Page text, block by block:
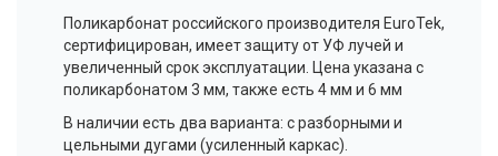
Поликарбонат российского производителя EuroTek,
сертифицирован, имеет защиту от УФ лучей и
увеличенный срок эксплуатации. Цена указана с
поликарбонатом 3 мм, также есть 4 мм и 6 мм
В наличии есть два варианта: с разборными и
цельными дугами (усиленный каркас).